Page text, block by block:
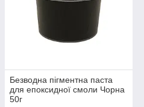
Безводна пігментна паста
для епоксидної смоли Чорна
50г